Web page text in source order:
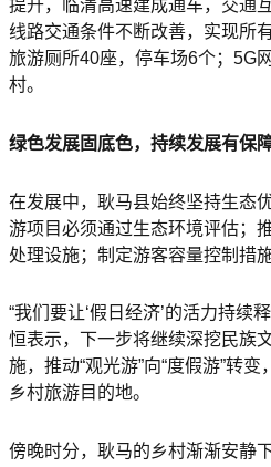
提升，临清高速建成通车，交通
线路交通条件不断改善，实现所
旅游厕所40座，停车场6个；5G
村。
绿色发展固底色，持续发展有保
在发展中，耿马县始终坚持生态
游项目必须通过生态环境评估；
处理设施；制定游客容量控制措
“我们要让‘假日经济’的活力持续
恒表示，下一步将继续深挖民族
施，推动“观光游”向“度假游”转
乡村旅游目的地。
傍晚时分，耿马的乡村渐渐安静